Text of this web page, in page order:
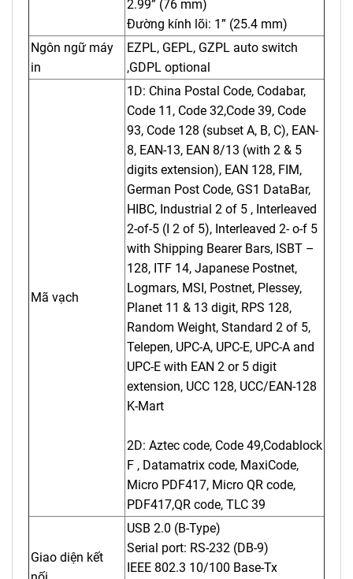
2.99” (76 mm)
Đường kính lõi: 1” (25.4 mm)
Ngôn ngữ máy
in
EZPL, GEPL, GZPL auto switch
,GDPL optional
Mã vạch
1D: China Postal Code, Codabar,
Code 11, Code 32,Code 39, Code
93, Code 128 (subset A, B, C), EAN-
8, EAN-13, EAN 8/13 (with 2 & 5
digits extension), EAN 128, FIM,
German Post Code, GS1 DataBar,
HIBC, Industrial 2 of 5 , Interleaved
2-of-5 (I 2 of 5), Interleaved 2- o-f 5
with Shipping Bearer Bars, ISBT –
128, ITF 14, Japanese Postnet,
Logmars, MSI, Postnet, Plessey,
Planet 11 & 13 digit, RPS 128,
Random Weight, Standard 2 of 5,
Telepen, UPC-A, UPC-E, UPC-A and
UPC-E with EAN 2 or 5 digit
extension, UCC 128, UCC/EAN-128
K-Mart
2D: Aztec code, Code 49,Codablock
F , Datamatrix code, MaxiCode,
Micro PDF417, Micro QR code,
PDF417,QR code, TLC 39
Giao diện kết
USB 2.0 (B-Type)
Serial port: RS-232 (DB-9)
IEEE 802.3 10/100 Base-Tx